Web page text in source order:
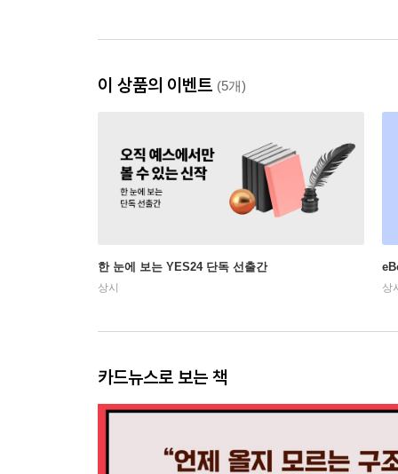
이 상품의 이벤트 (5개)
한 눈에 보는 YES24 단독 선출간
상시 상
카드뉴스로 보는 책